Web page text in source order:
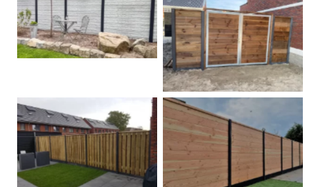
Betonschutting
Dubbele poort
Betonpalen schutting Douglas